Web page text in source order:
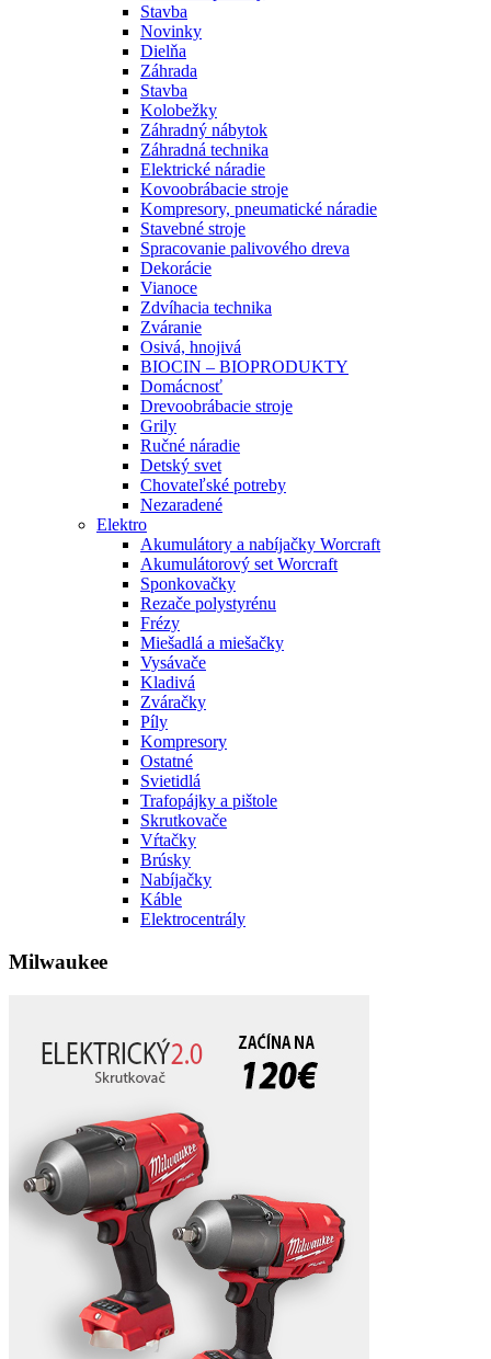
Stavba
Novinky
Dielňa
Záhrada
Stavba
Kolobežky
Záhradný nábytok
Záhradná technika
Elektrické náradie
Kovoobrábacie stroje
Kompresory, pneumatické náradie
Stavebné stroje
Spracovanie palivového dreva
Dekorácie
Vianoce
Zdvíhacia technika
Zváranie
Osivá, hnojivá
BIOCIN – BIOPRODUKTY
Domácnosť
Drevoobrábacie stroje
Grily
Ručné náradie
Detský svet
Chovateľské potreby
Nezaradené
Elektro
Akumulátory a nabíjačky Worcraft
Akumulátorový set Worcraft
Sponkovačky
Rezače polystyrénu
Frézy
Miešadlá a miešačky
Vysávače
Kladivá
Zváračky
Píly
Kompresory
Ostatné
Svietidlá
Trafopájky a pištole
Skrutkovače
Vŕtačky
Brúsky
Nabíjačky
Káble
Elektrocentrály
Milwaukee